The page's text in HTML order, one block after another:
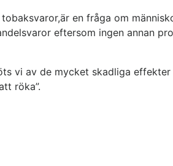
en fråga om
eftersom ingen annan
vi av de mycket skadliga
röka”.